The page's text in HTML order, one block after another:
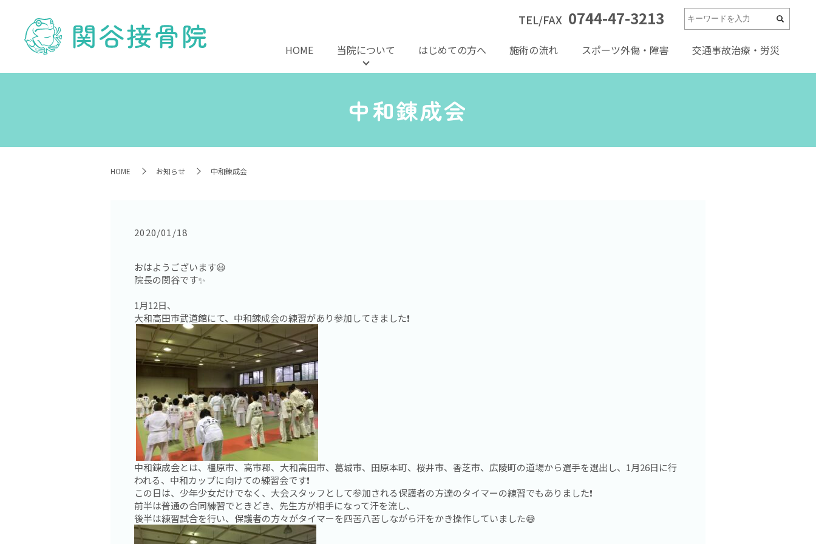
TEL/FAX 0744-47-3213
HOME 当院について はじめての方へ 施術の流れ スポーツ外傷・障害 交通事故治療・労災
中和錬成会
HOME お知らせ 中和錬成会
2020/01/18
おはようございます😃
院長の関谷です✨
1月12日、
大和高田市武道館にて、中和錬成会の練習があり参加してきました❗️
中和錬成会とは、橿原市、高市郡、大和高田市、葛城市、田原本町、桜井市、香芝市、広陵町の道場から選手を選出し、1月26日に行
われる、中和カップに向けての練習会です❗️
この日は、少年少女だけでなく、大会スタッフとして参加される保護者の方達のタイマーの練習でもありました❗️
前半は普通の合同練習でときどき、先生方が相手になって汗を流し、
後半は練習試合を行い、保護者の方々がタイマーを四苦八苦しながら汗をかき操作していました😅